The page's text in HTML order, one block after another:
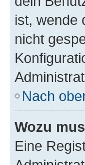
ist, wende
nicht
Nach
Wozu
Eine